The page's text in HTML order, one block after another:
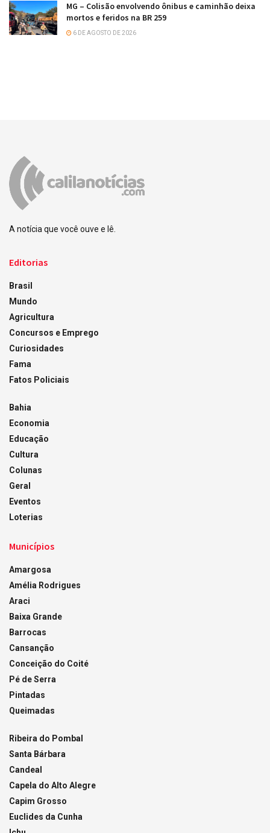
MG – Colisão envolvendo ônibus e caminhão deixa
mortos e feridos na BR 259
6 DE AGOSTO DE 2026
A notícia que você ouve e lê.
Editorias
Brasil
Mundo
Agricultura
Concursos e Emprego
Curiosidades
Fama
Fatos Policiais
Bahia
Economia
Educação
Cultura
Colunas
Geral
Eventos
Loterias
Municípios
Amargosa
Amélia Rodrigues
Araci
Baixa Grande
Barrocas
Cansanção
Conceição do Coité
Pé de Serra
Pintadas
Queimadas
Ribeira do Pombal
Santa Bárbara
Candeal
Capela do Alto Alegre
Capim Grosso
Euclides da Cunha